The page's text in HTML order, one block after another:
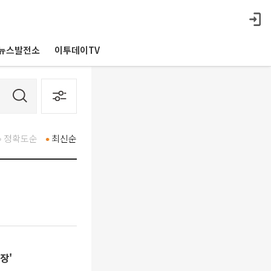
스발전소 이투데이TV
최신순
정확도순
'